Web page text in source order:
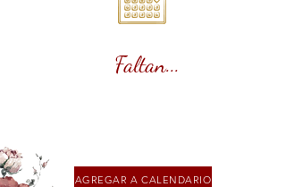
Faltan...
AGREGAR A CALENDARIO